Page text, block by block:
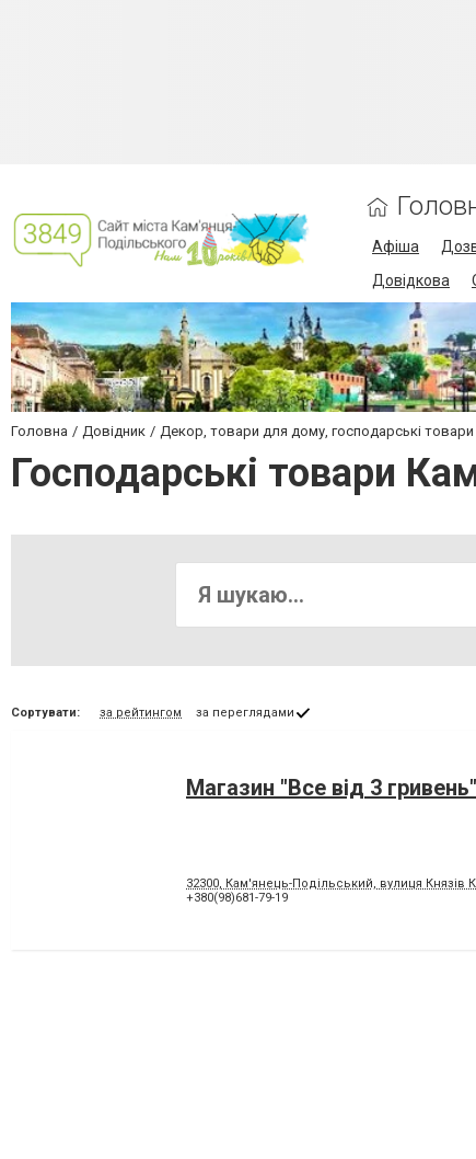
Афіша
Довідкова
Головна Довідник Декор, товари для дому, господарські товари
Господарські товари
Сортувати: за рейтингом за переглядами
Магазин "Все від 3 гривень"
32300, Кам'янець-Подільський, вулиця Князів
+380(98)681-79-19